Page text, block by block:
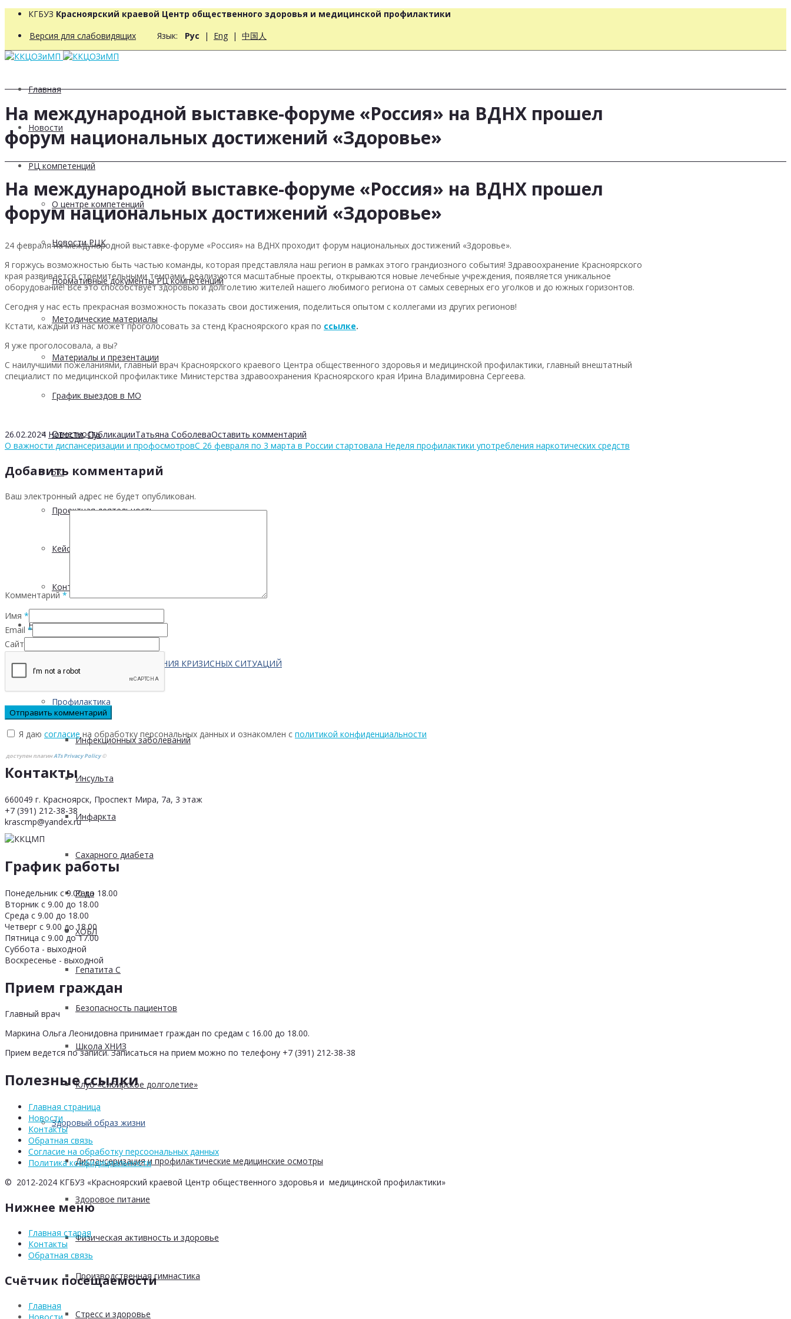
КГБУЗ Красноярский краевой Центр общественного здоровья и медицинской профилактики
Версия для слабовидящих Язык: Рус | Eng | 中国人
Главная
Новости
РЦ компетенций
О центре компетенций
Новости РЦК
Нормативные документы РЦ компетенций
Методические материалы
Материалы и презентации
График выездов в МО
Отчетность
5 С
Проектная деятельность
Кейсы
Контактная информация
Населению
ПО ВОПРОСАМ ПРЕОДОЛЕНИЯ КРИЗИСНЫХ СИТУАЦИЙ
Профилактика
Инфекционных заболеваний
Инсульта
Инфаркта
Сахарного диабета
Рака
ХОБЛ
Гепатита С
Безопасность пациентов
Школа ХНИЗ
Клуб «Сибирское долголетие»
Здоровый образ жизни
Диспансеризация и профилактические медицинские осмотры
Здоровое питание
Физическая активность и здоровье
Производственная гимнастика
Стресс и здоровье
На международной выставке-форуме «Россия» на ВДНХ прошел
форум национальных достижений «Здоровье»
На международной выставке-форуме «Россия» на ВДНХ прошел
форум национальных достижений «Здоровье»
24 февраля на международной выставке-форуме «Россия» на ВДНХ проходит форум национальных достижений «Здоровье».
Я горжусь возможностью быть частью команды, которая представляла наш регион в рамках этого грандиозного события! Здравоохранение Красноярского
края развивается стремительными темпами, реализуются масштабные проекты, открываются новые лечебные учреждения, появляется уникальное
оборудование! Все это способствует здоровью и долголетию жителей нашего любимого региона от самых северных его уголков и до южных горизонтов.
Сегодня у нас есть прекрасная возможность показать свои достижения, поделиться опытом с коллегами из других регионов!
Кстати, каждый из нас может проголосовать за стенд Красноярского края по ссылке.
Я уже проголосовала, а вы?
С наилучшими пожеланиями, главный врач Красноярского краевого Центра общественного здоровья и медицинской профилактики, главный внештатный
специалист по медицинской профилактике Министерства здравоохранения Красноярского края Ирина Владимировна Сергеева.
26.02.2024 Новости,ПубликацииТатьяна СоболеваОставить комментарий
О важности диспансеризации и профосмотровС 26 февраля по 3 марта в России стартовала Неделя профилактики употребления наркотических средств
Добавить комментарий
Ваш электронный адрес не будет опубликован.
Комментарий*
Имя *
Email *
Сайт
Я даю согласие на обработку персональных данных и ознакомлен с политикой конфиденциальности
доступен плагинATs Privacy Policy©
Контакты
660049 г. Красноярск, Проспект Мира, 7а, 3 этаж
+7 (391) 212-38-38
krascmp@yandex.ru
График работы
Понедельник с 9.00 до 18.00
Вторник с 9.00 до 18.00
Среда с 9.00 до 18.00
Четверг с 9.00 до 18.00
Пятница с 9.00 до 17.00
Суббота - выходной
Воскресенье - выходной
Прием граждан
Главный врач
Маркина Ольга Леонидовна принимает граждан по средам с 16.00 до 18.00.
Прием ведется по записи. Записаться на прием можно по телефону +7 (391) 212-38-38
Полезные ссылки
Главная страница
Новости
Контакты
Обратная связь
Согласие на обработку персоональных данных
Политика конфидициальности
© 2012-2024 КГБУЗ «Красноярский краевой Центр общественного здоровья и медицинской профилактики»
Нижнее меню
Главная старая
Контакты
Обратная связь
Счётчик посещаемости
Главная